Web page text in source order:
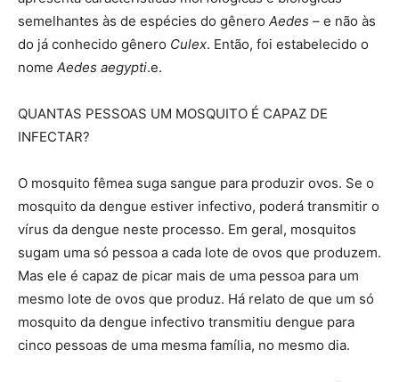
semelhantes às de espécies do gênero Aedes – e não às
do já conhecido gênero Culex. Então, foi estabelecido o
nome Aedes aegypti.e.
QUANTAS PESSOAS UM MOSQUITO É CAPAZ DE
INFECTAR?
O mosquito fêmea suga sangue para produzir ovos. Se o
mosquito da dengue estiver infectivo, poderá transmitir o
vírus da dengue neste processo. Em geral, mosquitos
sugam uma só pessoa a cada lote de ovos que produzem.
Mas ele é capaz de picar mais de uma pessoa para um
mesmo lote de ovos que produz. Há relato de que um só
mosquito da dengue infectivo transmitiu dengue para
cinco pessoas de uma mesma família, no mesmo dia.